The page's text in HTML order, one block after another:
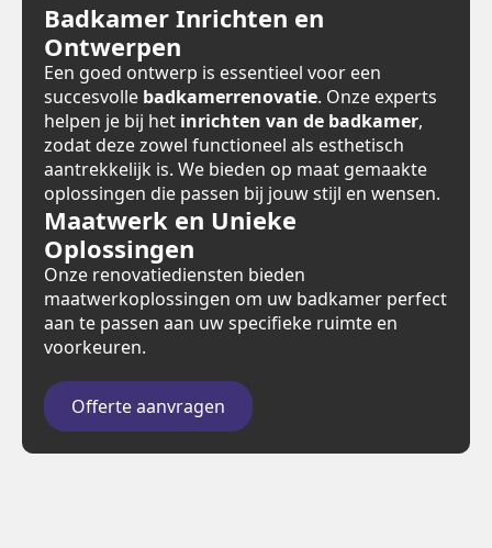
Badkamer Inrichten en
Ontwerpen
Een goed ontwerp is essentieel voor een
succesvolle badkamerrenovatie. Onze experts
helpen je bij het inrichten van de badkamer,
zodat deze zowel functioneel als esthetisch
aantrekkelijk is. We bieden op maat gemaakte
oplossingen die passen bij jouw stijl en wensen.
Maatwerk en Unieke
Oplossingen
Onze renovatiediensten bieden
maatwerkoplossingen om uw badkamer perfect
aan te passen aan uw specifieke ruimte en
voorkeuren.
Offerte aanvragen